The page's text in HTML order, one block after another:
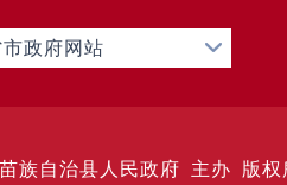
市政府网站
族自治县人民政府 主办 版